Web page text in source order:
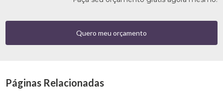
Quero meu orçamento
Páginas Relacionadas